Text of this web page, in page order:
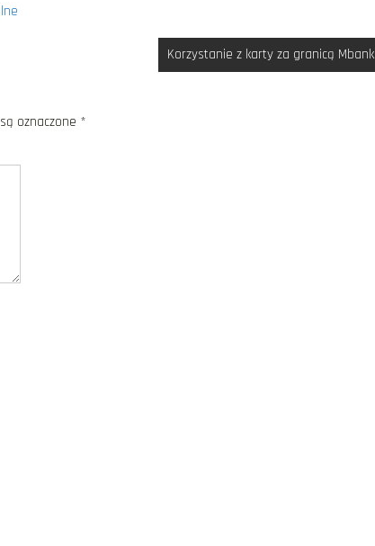
Korzystanie z karty za granicą Mbank
oznaczone *